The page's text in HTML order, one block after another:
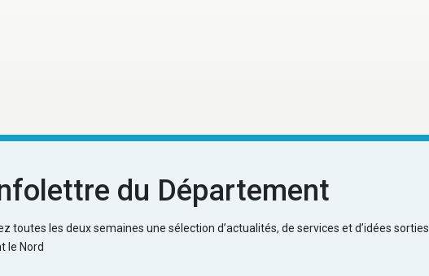
du Département
toutes les deux semaines une sélection d’actualités, de services et d’idées sorties
le Nord